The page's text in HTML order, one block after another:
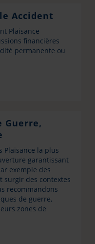
Accident
Plaisance
financières
permanente ou
Guerre,
Plaisance la plus
garantissant
exemple des
surgir des contextes
recommandons
de guerre,
zones de